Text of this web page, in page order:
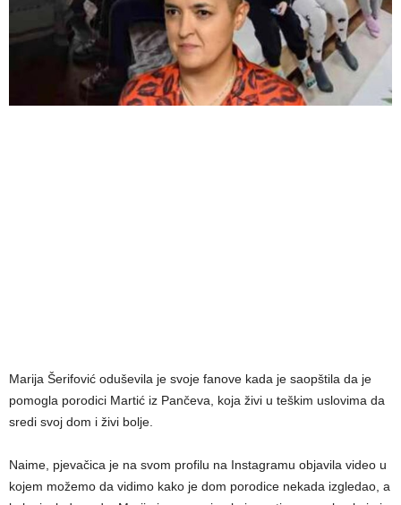
Marija Šerifović oduševila je svoje fanove kada je saopštila da je
pomogla porodici Martić iz Pančeva, koja živi u teškim uslovima da
sredi svoj dom i živi bolje.
Naime, pjevačica je na svom profilu na Instagramu objavila video u
kojem možemo da vidimo kako je dom porodice nekada izgledao, a